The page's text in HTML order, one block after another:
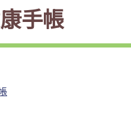
手帳